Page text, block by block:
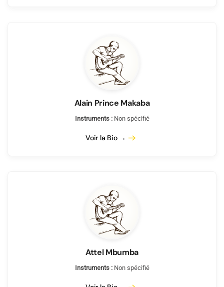
Alain Prince Makaba
Instruments :Non spécifié
Voir la Bio →
Attel Mbumba
Instruments :Non spécifié